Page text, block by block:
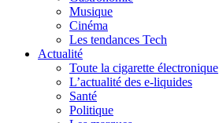
Musique
Cinéma
Les tendances Tech
Actualité
Toute la cigarette électronique
L’actualité des e-liquides
Santé
Politique